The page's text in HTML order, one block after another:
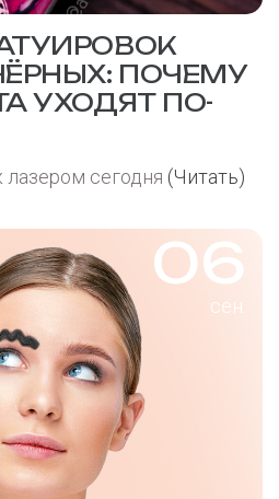
ПОЧЕМУ
УХОДЯТ ПО-
лазером сегодня (Читать)
06
сен.